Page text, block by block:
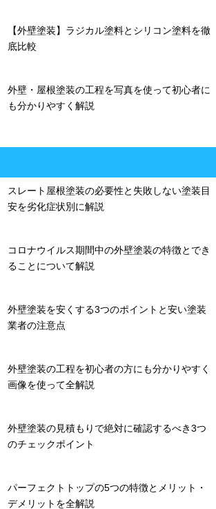
【外壁塗装】ラジカル塗料とシリコン塗料を徹
底比較
外壁・屋根塗装の工程を写真を使って初心者に
も分かりやすく解説
スレート屋根塗装の必要性と失敗しない塗装目
安を劣化症状別に解説
コロナウイルス期間中の外壁塗装の特徴とでき
ることについて解説
外壁塗装を安くする3つのポイントと安い塗装
業者の注意点
外壁塗装の工程を初心者の方にも分かりやすく
画像を使って全解説
外壁塗装の見積もりで絶対に確認するべき3つ
のチェックポイント
パーフェクトトップの5つの特徴とメリット・
デメリットを全解説